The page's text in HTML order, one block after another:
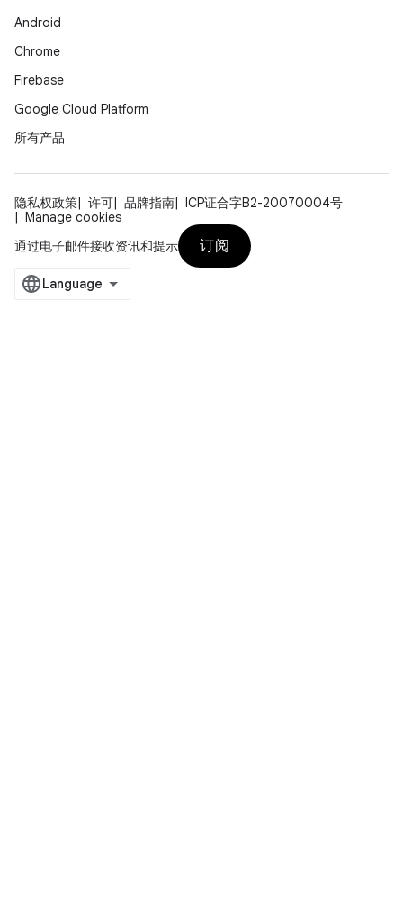
Android
Chrome
Firebase
Google Cloud Platform
所有产品
隐私权政策 许可 品牌指南
ICP证合字B2-20070004号
Manage cookies
通过电子邮件接收资讯和提示
订阅